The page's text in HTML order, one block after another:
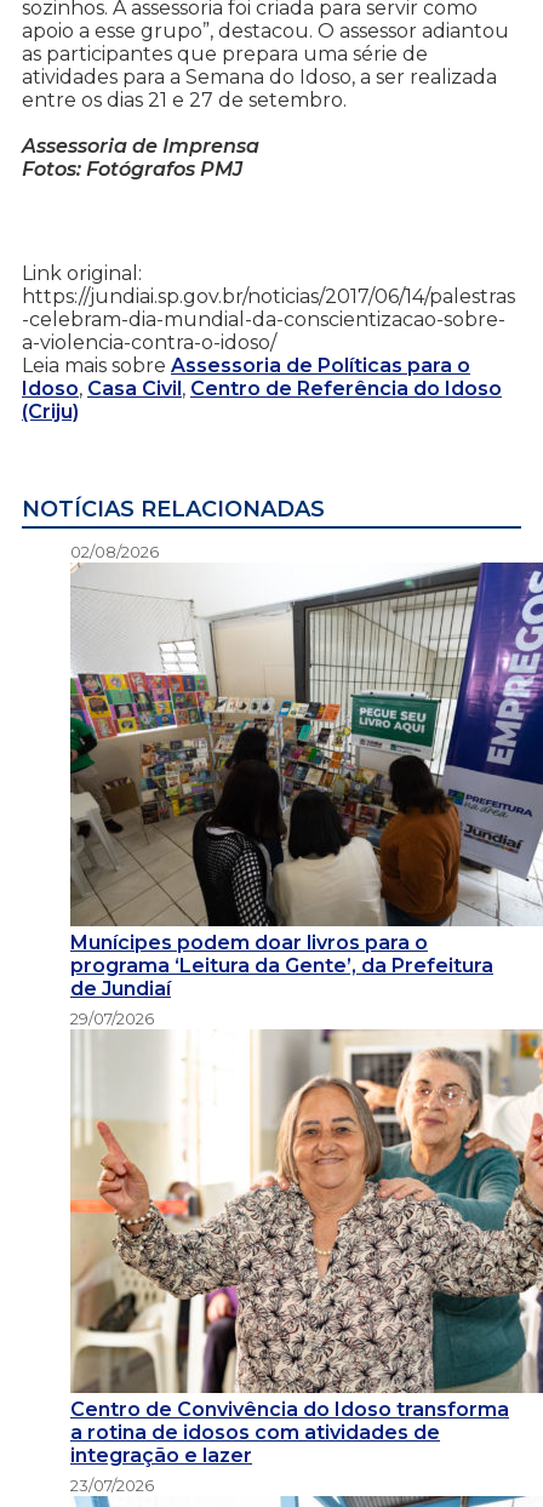
sozinhos. A assessoria foi criada para servir como
apoio a esse grupo”, destacou. O assessor adiantou
as participantes que prepara uma série de
atividades para a Semana do Idoso, a ser realizada
entre os dias 21 e 27 de setembro.
Assessoria de Imprensa
Fotos: Fotógrafos PMJ
Link original:
https://jundiai.sp.gov.br/noticias/2017/06/14/palestras
-celebram-dia-mundial-da-conscientizacao-sobre-
a-violencia-contra-o-idoso/
Leia mais sobre Assessoria de Políticas para o
Idoso, Casa Civil, Centro de Referência do Idoso
(Criju)
NOTÍCIAS RELACIONADAS
02/08/2026
Munícipes podem doar livros para o
programa ‘Leitura da Gente’, da Prefeitura
de Jundiaí
29/07/2026
Centro de Convivência do Idoso transforma
a rotina de idosos com atividades de
integração e lazer
23/07/2026